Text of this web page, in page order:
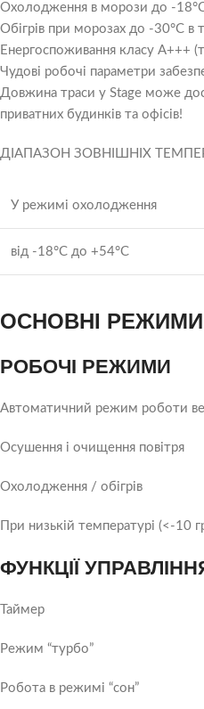
Охолодження в морози до -
Обігрів при морозах до -30°С в
Енергоспоживання класу А+++
Чудові робочі параметри
Довжина траси у Stage може
приватних будинків та офісів!
ДІАПАЗОН ЗОВНІШНІХ
У режимі охолодження
від -18°C до +54°C
ОСНОВНІ РЕЖИМИ
РОБОЧІ РЕЖИМИ
Автоматичний режим роботи
Осушення і очищення повітря
Охолодження / обігрів
При низькій температурі (<-10
ФУНКЦІЇ
Таймер
Режим “турбо”
Робота в режимі “сон”